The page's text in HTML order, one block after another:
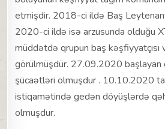
etmişdir. 2018-ci ildə Baş Leytenant
2020-ci ildə isə arzusunda olduğu
müddətdə qrupun baş kəşfiyyatçısı
görülmüşdür. 27.09.2020 başlayan
şücaətləri olmuşdur . 10.10.2020
istiqamətində gedən döyüşlərdə
olmuşdur.